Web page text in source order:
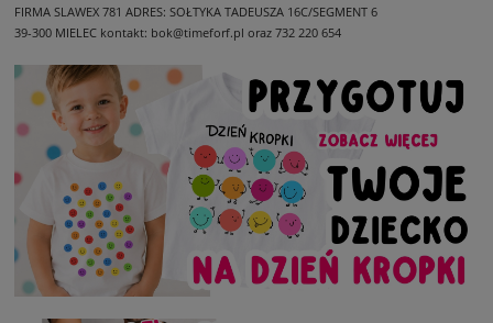
FIRMA SLAWEX 781 ADRES: SOŁTYKA TADEUSZA 16C/SEGMENT 6
39-300 MIELEC kontakt: bok@timeforf.pl oraz 732 220 654